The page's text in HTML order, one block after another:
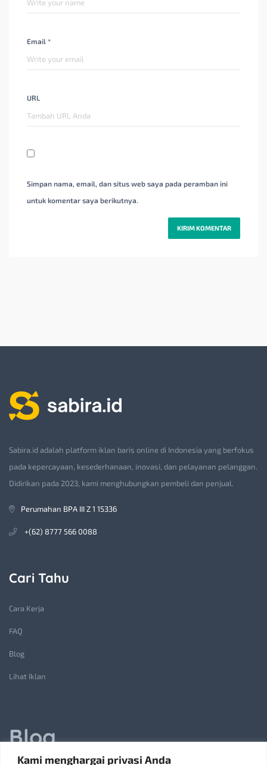
Kami menghargai privasi Anda
Email *
URL
Simpan nama, email, dan situs web saya pada peramban ini
untuk komentar saya berikutnya.
Sabira.id adalah platform iklan baris online di Indonesia yang berfokus
pada kepercayaan, kesederhanaan, inovasi, dan pelayanan pelanggan.
Didirikan pada 2023, kami menghubungkan pembeli dan penjual.
Perumahan BPA III Z 1 15336
+(62) 8777 566 0088
Cari Tahu
Cara Kerja
FAQ
Blog
Lihat Iklan
Blog